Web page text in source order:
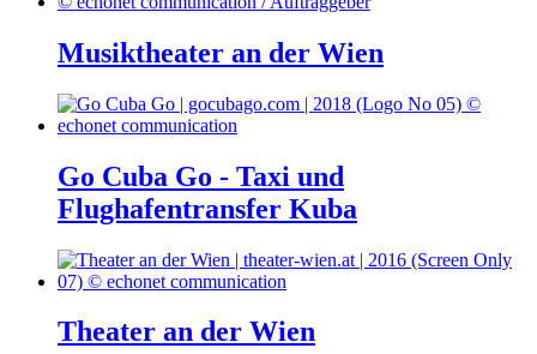
Musiktheater an der Wien
Go Cuba Go - Taxi und
Flughafentransfer Kuba
Theater an der Wien